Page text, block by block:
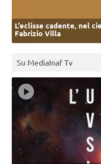
L’eclisse cadente, nel
Fabrizio Villa
Su MediaInaf Tv